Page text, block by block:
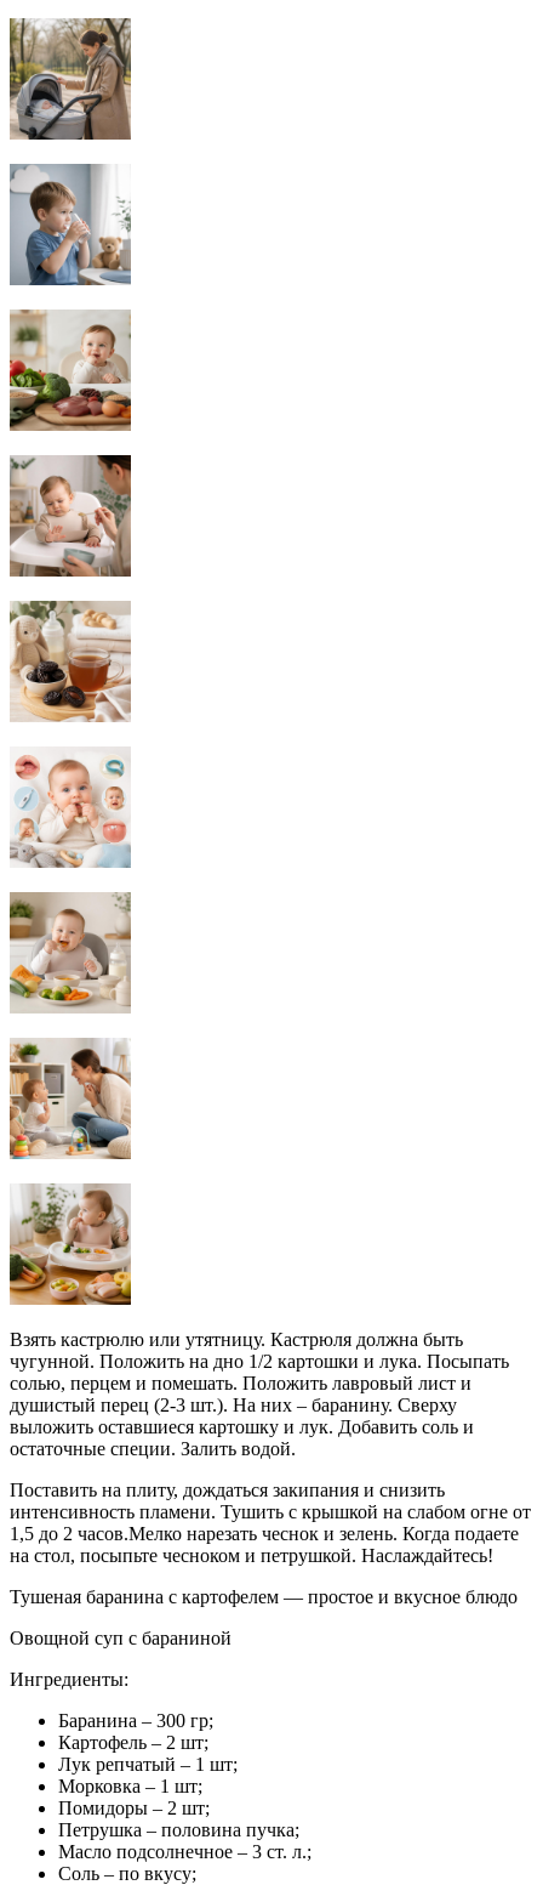
Взять кастрюлю или утятницу. Кастрюля должна быть
чугунной. Положить на дно 1/2 картошки и лука. Посыпать
солью, перцем и помешать. Положить лавровый лист и
душистый перец (2-3 шт.). На них – баранину. Сверху
выложить оставшиеся картошку и лук. Добавить соль и
остаточные специи. Залить водой.
Поставить на плиту, дождаться закипания и снизить
интенсивность пламени. Тушить с крышкой на слабом огне от
1,5 до 2 часов.Мелко нарезать чеснок и зелень. Когда подаете
на стол, посыпьте чесноком и петрушкой. Наслаждайтесь!
Тушеная баранина с картофелем — простое и вкусное блюдо
Овощной суп с бараниной
Ингредиенты:
Баранина – 300 гр;
Картофель – 2 шт;
Лук репчатый – 1 шт;
Морковка – 1 шт;
Помидоры – 2 шт;
Петрушка – половина пучка;
Масло подсолнечное – 3 ст. л.;
Соль – по вкусу;